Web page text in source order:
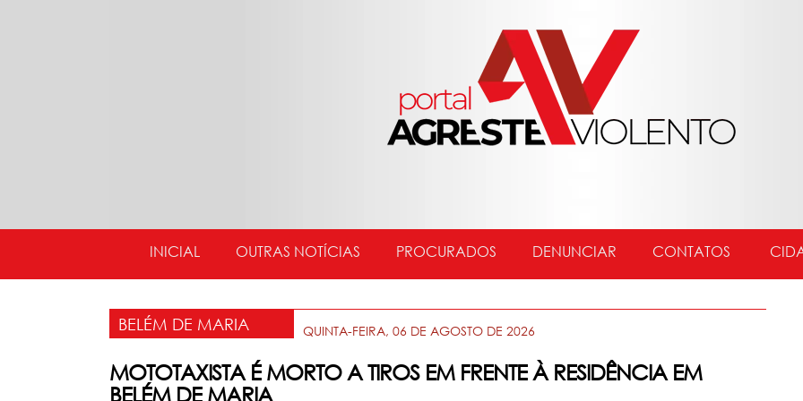
INICIAL OUTRAS NOTÍCIAS PROCURADOS DENUNCIAR CONTATOS
BELÉM DE MARIA QUINTA-FEIRA, 06 DE AGOSTO DE 2026
MOTOTAXISTA É MORTO A TIROS EM FRENTE À RESIDÊNCIA EM
BELÉM DE MARIA